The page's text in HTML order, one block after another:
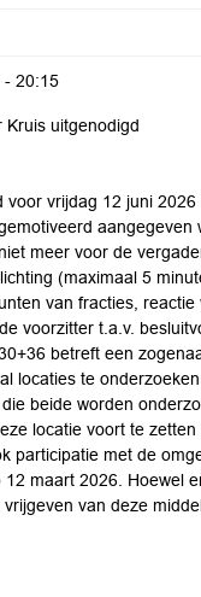
- 20:15
Kruis uitgenodigd
voor vrijdag 12 juni
aangegeven
meer voor de
(maximaal 5
van fracties,
voorzitter t.a.v.
betreft een
locaties te
beide worden
locatie voort te
participatie met de
maart 2026. Hoewel
van deze